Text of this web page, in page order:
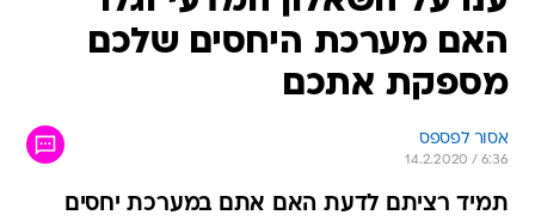
האם מערכת היחסים שלכם
מספקת אתכם
אסור לפספס
14.2.2020 / 6:36
תמיד רציתם לדעת האם אתם במערכת יחסים